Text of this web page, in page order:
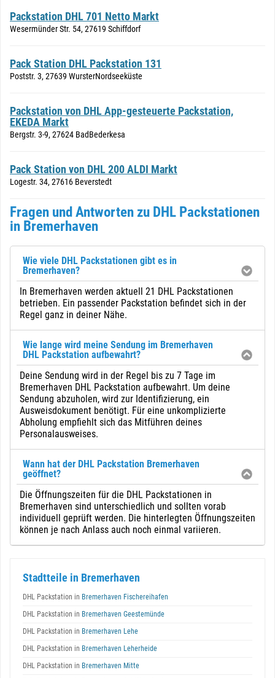
Packstation DHL 701 Netto Markt
Wesermünder Str. 54, 27619 Schiffdorf
Pack Station DHL Packstation 131
Poststr. 3, 27639 WursterNordseeküste
Packstation von DHL App-gesteuerte Packstation,
EKEDA Markt
Bergstr. 3-9, 27624 BadBederkesa
Pack Station von DHL 200 ALDI Markt
Logestr. 34, 27616 Beverstedt
Fragen und Antworten zu DHL Packstationen
in Bremerhaven
Wie viele DHL Packstationen gibt es in
Bremerhaven?
In Bremerhaven werden aktuell 21 DHL Packstationen
betrieben. Ein passender Packstation befindet sich in der
Regel ganz in deiner Nähe.
Wie lange wird meine Sendung im Bremerhaven
DHL Packstation aufbewahrt?
Deine Sendung wird in der Regel bis zu 7 Tage im
Bremerhaven DHL Packstation aufbewahrt. Um deine
Sendung abzuholen, wird zur Identifizierung, ein
Ausweisdokument benötigt. Für eine unkomplizierte
Abholung empfiehlt sich das Mitführen deines
Personalausweises.
Wann hat der DHL Packstation Bremerhaven
geöffnet?
Die Öffnungszeiten für die DHL Packstationen in
Bremerhaven sind unterschiedlich und sollten vorab
individuell geprüft werden. Die hinterlegten Öffnungszeiten
können je nach Anlass auch noch einmal variieren.
Stadtteile in Bremerhaven
DHL Packstation in Bremerhaven Fischereihafen
DHL Packstation in Bremerhaven Geestemünde
DHL Packstation in Bremerhaven Lehe
DHL Packstation in Bremerhaven Leherheide
DHL Packstation in Bremerhaven Mitte